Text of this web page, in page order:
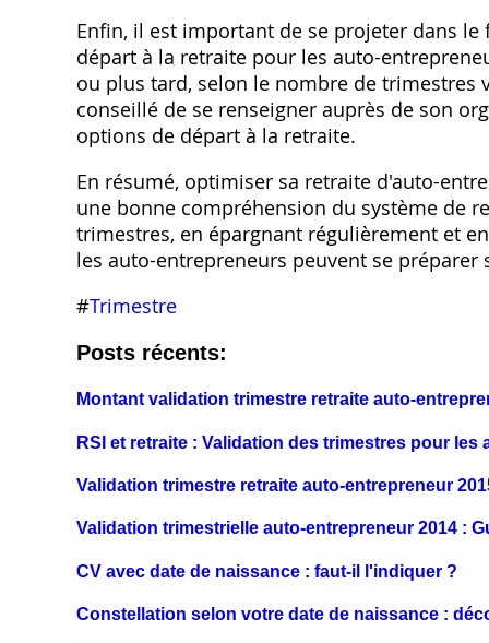
Enfin‚ il est important de se projeter dans
départ à la retraite pour les auto-
ou plus tard‚ selon le nombre de
conseillé de se renseigner auprès de son
options de départ à la retraite.
En résumé‚ optimiser sa retraite d'auto-
une bonne compréhension du système de
trimestres‚ en épargnant régulièrement et
les auto-entrepreneurs peuvent se
#Trimestre
Posts récents:
Montant validation trimestre retraite auto-
RSI et retraite : Validation des trimestres pour les
Validation trimestre retraite auto-entrepreneur
Validation trimestrielle auto-entrepreneur 2014 :
CV avec date de naissance : faut-il l'indiquer ?
Constellation selon votre date de naissance :